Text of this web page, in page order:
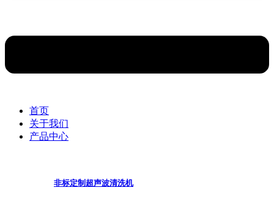
首页
关于我们
产品中心
非标定制超声波清洗机